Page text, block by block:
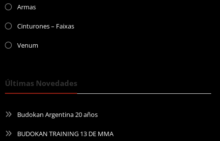
Armas
Cinturones – Faixas
Venum
Últimas Novedades
Budokan Argentina 20 años
BUDOKAN TRAINING 13 DE MMA